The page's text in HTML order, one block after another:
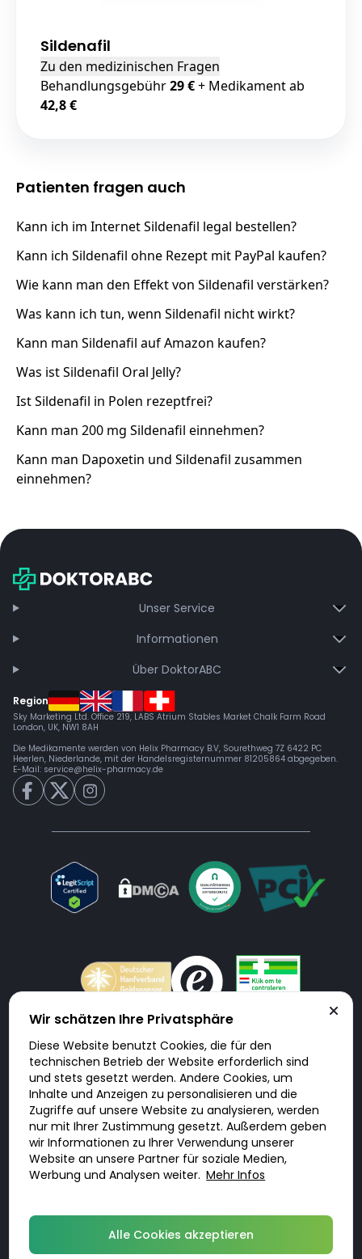
Sildenafil
Zu den medizinischen Fragen
Behandlungsgebühr29 €+ Medikament ab
42,8 €
Patienten fragen auch
Kann ich im Internet Sildenafil legal bestellen?
Kann ich Sildenafil ohne Rezept mit PayPal kaufen?
Wie kann man den Effekt von Sildenafil verstärken?
Was kann ich tun, wenn Sildenafil nicht wirkt?
Kann man Sildenafil auf Amazon kaufen?
Was ist Sildenafil Oral Jelly?
Ist Sildenafil in Polen rezeptfrei?
Kann man 200 mg Sildenafil einnehmen?
Kann man Dapoxetin und Sildenafil zusammen
einnehmen?
Unser Service
Informationen
Über DoktorABC
Region
Sky Marketing Ltd. Office 219, LABS Atrium Stables Market Chalk Farm Road
London, UK, NW1 8AH
Die Medikamente werden von Helix Pharmacy B.V, Sourethweg 7Z 6422 PC
Heerlen, Niederlande, mit der Handelsregisternummer 81205864 abgegeben.
E-Mail: service@helix-pharmacy.de
Doktorabc.com ist eine Vermittlungsplattform. Doktorabc ist ausdrücklich
keine Internetapotheke. Doktorabc bietet keine Medikamente oder
sonstige Produkte an oder liefert diese. Jegliche Informationen zu
Produkten, Medikamenten und Preisen auf der Internetseite beinhalten
kein Angebot von Doktorabc an Sie. Für die Einhaltung der in Ihrem Land
geltenden Gesetze und sonstigen Rechtsvorschriften sind Sie als Nutzer
selbst verantwortlich. Die Nutzung unseres Services auf Doktorabc durch
Sie erfolgt auf eigenes Risiko und in eigener Verantwortung. Sie erklären,
diese Internetseite aus eigener Initiative zu besuchen und zu nutzen.
Wir schätzen Ihre Privatsphäre
Diese Website benutzt Cookies, die für den
technischen Betrieb der Website erforderlich sind
und stets gesetzt werden. Andere Cookies, um
Inhalte und Anzeigen zu personalisieren und die
Zugriffe auf unsere Website zu analysieren, werden
nur mit Ihrer Zustimmung gesetzt. Außerdem geben
wir Informationen zu Ihrer Verwendung unserer
Website an unsere Partner für soziale Medien,
Werbung und Analysen weiter. Mehr Infos
Alle Cookies akzeptieren